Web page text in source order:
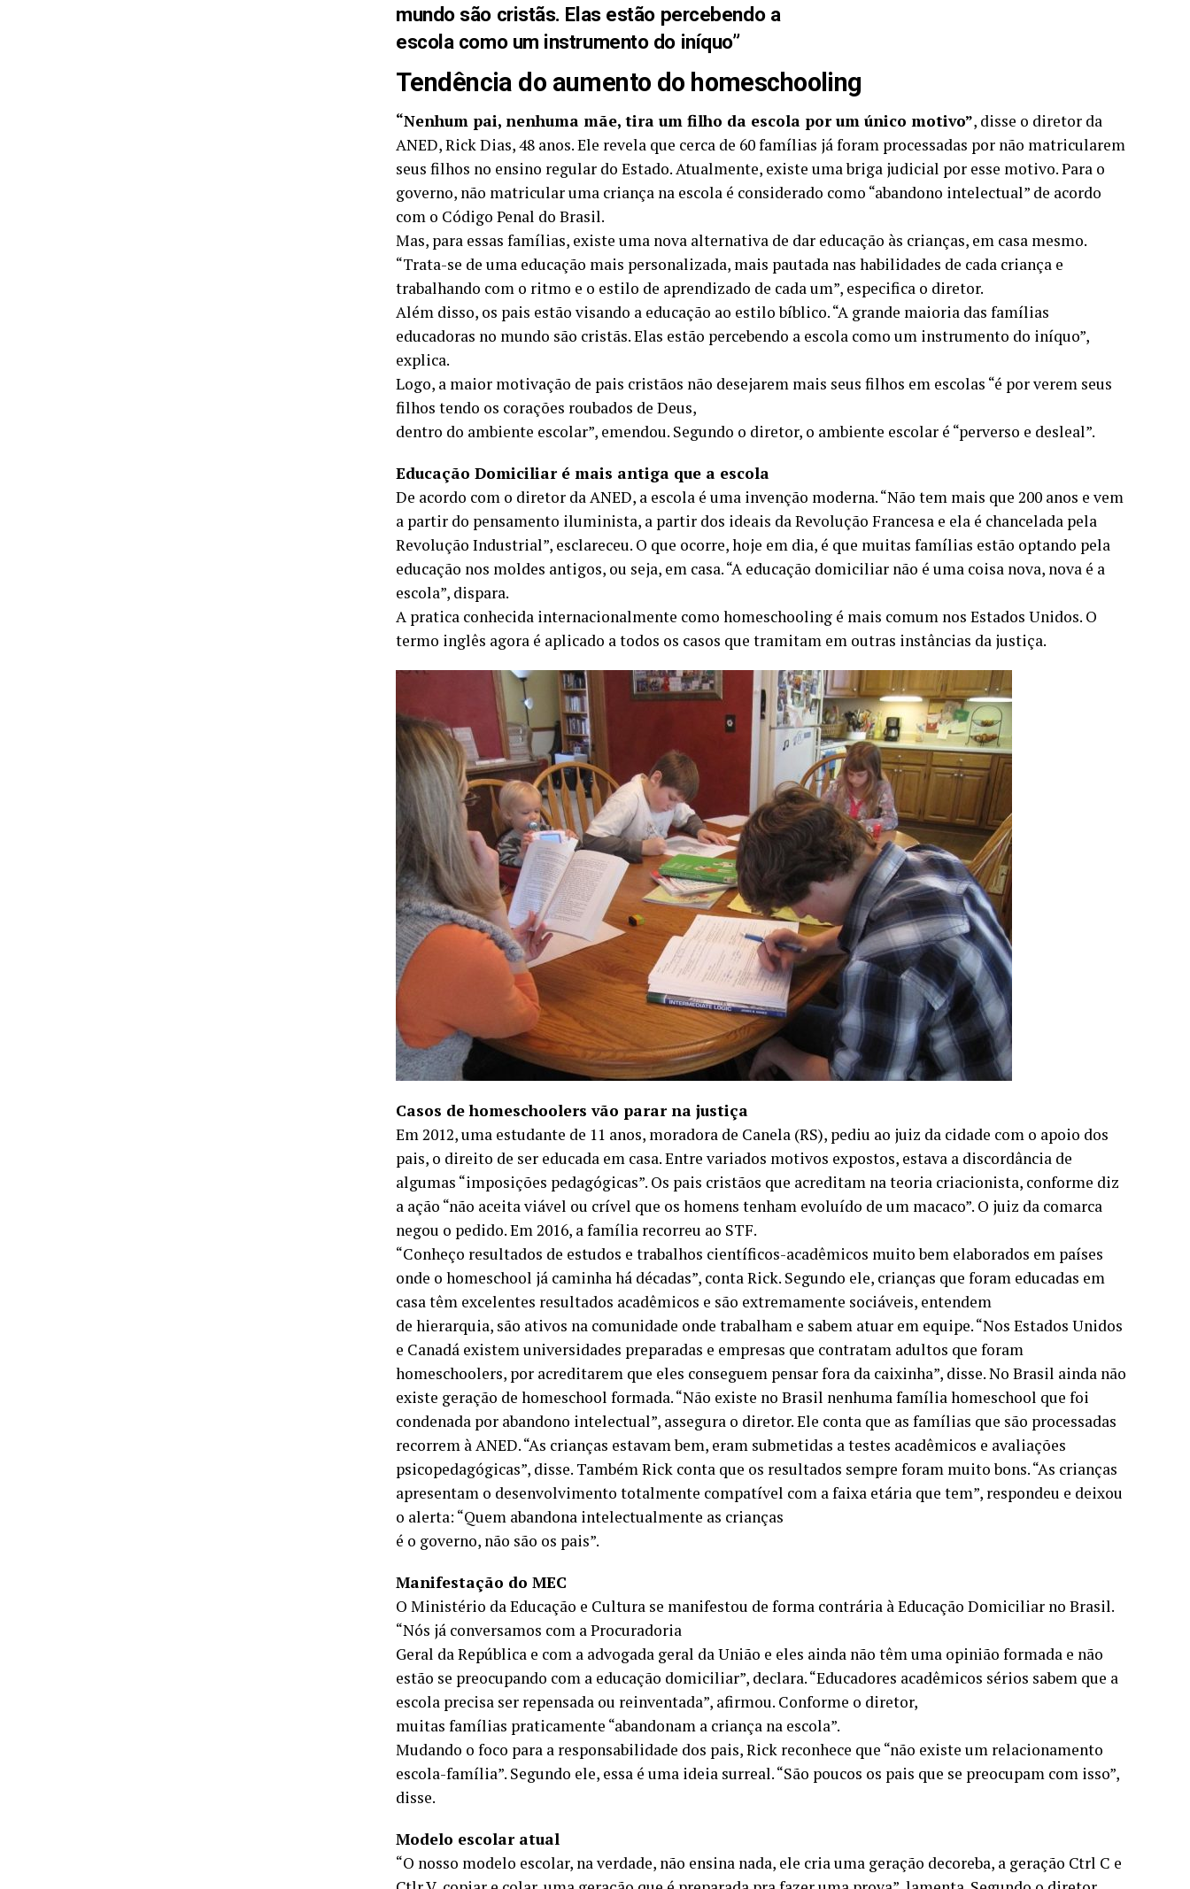
mundo são cristãs. Elas estão percebendo a
escola como um instrumento do iníquo”
Tendência do aumento do homeschooling
“Nenhum pai, nenhuma mãe, tira um filho da escola por um único motivo”, disse o diretor da
ANED, Rick Dias, 48 anos. Ele revela que cerca de 60 famílias já foram processadas por não matricularem
seus filhos no ensino regular do Estado. Atualmente, existe uma briga judicial por esse motivo. Para o
governo, não matricular uma criança na escola é considerado como “abandono intelectual” de acordo
com o Código Penal do Brasil.
Mas, para essas famílias, existe uma nova alternativa de dar educação às crianças, em casa mesmo.
“Trata-se de uma educação mais personalizada, mais pautada nas habilidades de cada criança e
trabalhando com o ritmo e o estilo de aprendizado de cada um”, especifica o diretor.
Além disso, os pais estão visando a educação ao estilo bíblico. “A grande maioria das famílias
educadoras no mundo são cristãs. Elas estão percebendo a escola como um instrumento do iníquo”,
explica.
Logo, a maior motivação de pais cristãos não desejarem mais seus filhos em escolas “é por verem seus
filhos tendo os corações roubados de Deus,
dentro do ambiente escolar”, emendou. Segundo o diretor, o ambiente escolar é “perverso e desleal”.
Educação Domiciliar é mais antiga que a escola
De acordo com o diretor da ANED, a escola é uma invenção moderna. “Não tem mais que 200 anos e vem
a partir do pensamento iluminista, a partir dos ideais da Revolução Francesa e ela é chancelada pela
Revolução Industrial”, esclareceu. O que ocorre, hoje em dia, é que muitas famílias estão optando pela
educação nos moldes antigos, ou seja, em casa. “A educação domiciliar não é uma coisa nova, nova é a
escola”, dispara.
A pratica conhecida internacionalmente como homeschooling é mais comum nos Estados Unidos. O
termo inglês agora é aplicado a todos os casos que tramitam em outras instâncias da justiça.
Casos de homeschoolers vão parar na justiça
Em 2012, uma estudante de 11 anos, moradora de Canela (RS), pediu ao juiz da cidade com o apoio dos
pais, o direito de ser educada em casa. Entre variados motivos expostos, estava a discordância de
algumas “imposições pedagógicas”. Os pais cristãos que acreditam na teoria criacionista, conforme diz
a ação “não aceita viável ou crível que os homens tenham evoluído de um macaco”. O juiz da comarca
negou o pedido. Em 2016, a família recorreu ao STF.
“Conheço resultados de estudos e trabalhos científicos-acadêmicos muito bem elaborados em países
onde o homeschool já caminha há décadas”, conta Rick. Segundo ele, crianças que foram educadas em
casa têm excelentes resultados acadêmicos e são extremamente sociáveis, entendem
de hierarquia, são ativos na comunidade onde trabalham e sabem atuar em equipe. “Nos Estados Unidos
e Canadá existem universidades preparadas e empresas que contratam adultos que foram
homeschoolers, por acreditarem que eles conseguem pensar fora da caixinha”, disse. No Brasil ainda não
existe geração de homeschool formada. “Não existe no Brasil nenhuma família homeschool que foi
condenada por abandono intelectual”, assegura o diretor. Ele conta que as famílias que são processadas
recorrem à ANED. “As crianças estavam bem, eram submetidas a testes acadêmicos e avaliações
psicopedagógicas”, disse. Também Rick conta que os resultados sempre foram muito bons. “As crianças
apresentam o desenvolvimento totalmente compatível com a faixa etária que tem”, respondeu e deixou
o alerta: “Quem abandona intelectualmente as crianças
é o governo, não são os pais”.
Manifestação do MEC
O Ministério da Educação e Cultura se manifestou de forma contrária à Educação Domiciliar no Brasil.
“Nós já conversamos com a Procuradoria
Geral da República e com a advogada geral da União e eles ainda não têm uma opinião formada e não
estão se preocupando com a educação domiciliar”, declara. “Educadores acadêmicos sérios sabem que a
escola precisa ser repensada ou reinventada”, afirmou. Conforme o diretor,
muitas famílias praticamente “abandonam a criança na escola”.
Mudando o foco para a responsabilidade dos pais, Rick reconhece que “não existe um relacionamento
escola-família”. Segundo ele, essa é uma ideia surreal. “São poucos os pais que se preocupam com isso”,
disse.
Modelo escolar atual
“O nosso modelo escolar, na verdade, não ensina nada, ele cria uma geração decoreba, a geração Ctrl C e